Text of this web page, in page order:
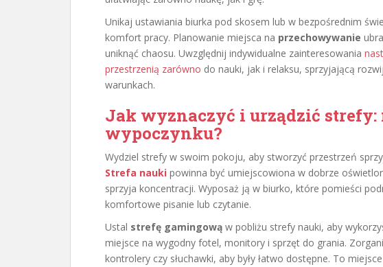
Unikaj ustawiania biurka pod skosem lub w bezpośrednim
komfort pracy. Planowanie miejsca na przechowywanie
uniknąć chaosu. Uwzględnij indywidualne zainteresowania
przestrzenią zarówno do nauki, jak i relaksu, sprzyjającą
warunkach.
Jak wyznaczyć i urządzić
wypoczynku?
Wydziel strefy w swoim pokoju, aby stworzyć przestrzeń
Strefa nauki powinna być umiejscowiona w dobrze
sprzyja koncentracji. Wyposaż ją w biurko, które pomieści
komfortowe pisanie lub czytanie.
Ustal strefę gamingową w pobliżu strefy nauki, aby
miejsce na wygodny fotel, monitory i sprzęt do grania.
kontrolery czy słuchawki, aby były łatwo dostępne. To